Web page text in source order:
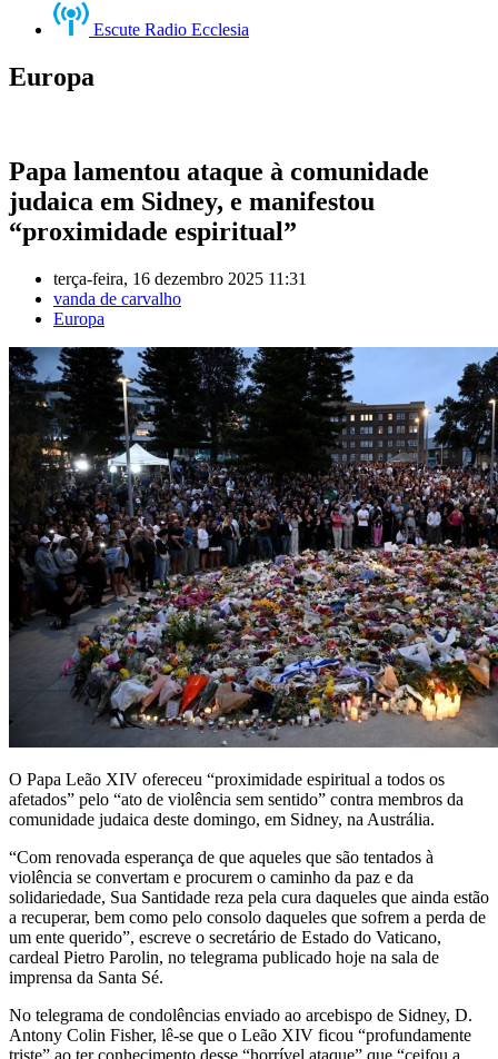
Escute Radio Ecclesia
Europa
Papa lamentou ataque à comunidade
judaica em Sidney, e manifestou
“proximidade espiritual”
terça-feira, 16 dezembro 2025 11:31
vanda de carvalho
Europa
O Papa Leão XIV ofereceu “proximidade espiritual a todos os
afetados” pelo “ato de violência sem sentido” contra membros da
comunidade judaica deste domingo, em Sidney, na Austrália.
“Com renovada esperança de que aqueles que são tentados à
violência se convertam e procurem o caminho da paz e da
solidariedade, Sua Santidade reza pela cura daqueles que ainda estão
a recuperar, bem como pelo consolo daqueles que sofrem a perda de
um ente querido”, escreve o secretário de Estado do Vaticano,
cardeal Pietro Parolin, no telegrama publicado hoje na sala de
imprensa da Santa Sé.
No telegrama de condolências enviado ao arcebispo de Sidney, D.
Antony Colin Fisher, lê-se que o Leão XIV ficou “profundamente
triste” ao ter conhecimento desse “horrível ataque” que “ceifou a